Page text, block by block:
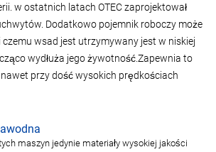
w ostatnich latach OTEC zaprojektował
Dodatkowo pojemnik roboczy może
czemu wsad jest utrzymywany jest w niskiej
wydłuża jego żywotność.Zapewnia to
przy dość wysokich prędkościach
maszyn jedynie materiały wysokiej jakości